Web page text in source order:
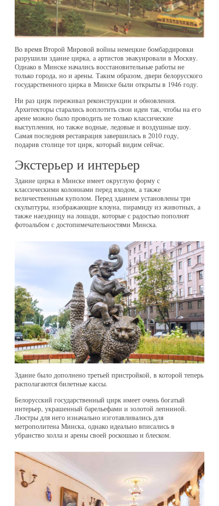
Во время Второй Мировой войны немецкие бомбардировки
разрушили здание цирка, а артистов эвакуировали в Москву.
Однако в Минске начались восстановительные работы не
только города, но и арены. Таким образом, двери белорусского
государственного цирка в Минске были открыты в 1946 году.
Ни раз цирк переживал реконструкции и обновления.
Архитекторы старались воплотить свои идеи так, чтобы на его
арене можно было проводить не только классические
выступления, но также водные, ледовые и воздушные шоу.
Самая последняя реставрация завершилась в 2010 году,
подарив столице тот цирк, который видим сейчас.
Экстерьер и интерьер
Здание цирка в Минске имеет округлую форму с
классическими колоннами перед входом, а также
величественным куполом. Перед зданием установлены три
скульптуры, изображающие клоуна, пирамиду из животных, а
также наездницу на лошади, которые с радостью пополнят
фотоальбом с достопимечательностями Минска.
Здание было дополнено третьей пристройкой, в которой теперь
располагаются билетные кассы.
Белорусский государственный цирк имеет очень богатый
интерьер, украшенный барельефами и золотой лепниной.
Люстры для него изначально изготавливались для
метрополитена Минска, однако идеально вписались в
убранство холла и арены своей роскошью и блеском.